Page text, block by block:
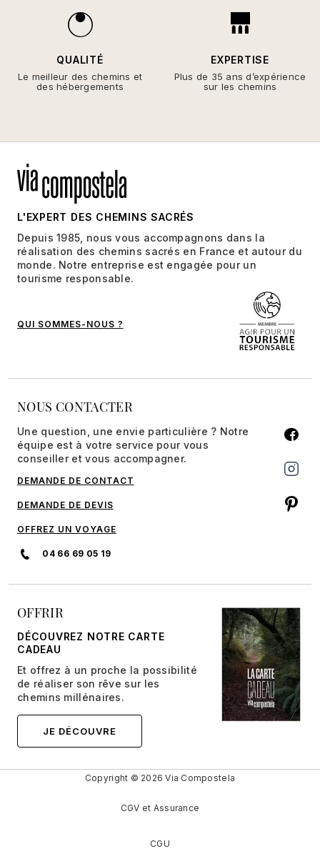
QUALITÉ
Le meilleur des chemins et
des hébergements
EXPERTISE
Plus de 35 ans d’expérience
sur les chemins
L'EXPERT DES CHEMINS SACRÉS
Depuis 1985, nous vous accompagnons dans la
réalisation des chemins sacrés en France et autour du
monde. Notre entreprise est engagée pour un
tourisme responsable.
QUI SOMMES-NOUS ?
NOUS CONTACTER
Une question, une envie particulière ? Notre
équipe est à votre service pour vous
conseiller et vous accompagner.
DEMANDE DE CONTACT
DEMANDE DE DEVIS
OFFREZ UN VOYAGE
04 66 69 05 19
OFFRIR
DÉCOUVREZ NOTRE CARTE
CADEAU
Et offrez à un proche la possibilité
de réaliser son rêve sur les
chemins millénaires.
JE DÉCOUVRE
Copyright © 2026 Via Compostela
CGV et Assurance
CGU